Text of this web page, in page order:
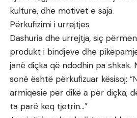
kulturë, dhe motivet e saja.
Përkufizimi i urrejtjes
Dashuria dhe urrejtja, siç
produkt i bindjeve dhe
janë diçka që ndodhin pa shkak.
sonë është përkufizuar kësisoj:
armiqësie për dikë a për diçka;
ta parë keq tjetrin…”